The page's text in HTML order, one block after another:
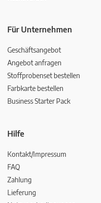
Für Unternehmen
Geschäftsangebot
Angebot anfragen
Stoffprobenset bestellen
Farbkarte bestellen
Business Starter Pack
Hilfe
Kontakt/Impressum
FAQ
Zahlung
Lieferung